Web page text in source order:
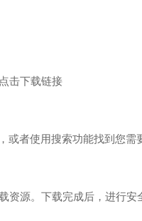
击下载链接
或者使用搜索功能找到您需
资源。下载完成后，进行安